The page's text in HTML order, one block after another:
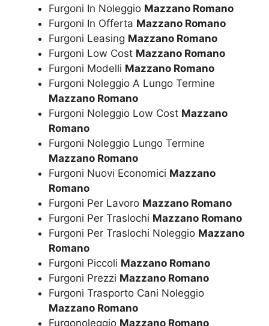
Furgoni In Noleggio Mazzano Romano
Furgoni In Offerta Mazzano Romano
Furgoni Leasing Mazzano Romano
Furgoni Low Cost Mazzano Romano
Furgoni Modelli Mazzano Romano
Furgoni Noleggio A Lungo Termine
Mazzano Romano
Furgoni Noleggio Low Cost Mazzano
Romano
Furgoni Noleggio Lungo Termine
Mazzano Romano
Furgoni Nuovi Economici Mazzano
Romano
Furgoni Per Lavoro Mazzano Romano
Furgoni Per Traslochi Mazzano Romano
Furgoni Per Traslochi Noleggio Mazzano
Romano
Furgoni Piccoli Mazzano Romano
Furgoni Prezzi Mazzano Romano
Furgoni Trasporto Cani Noleggio
Mazzano Romano
Furgonoleggio Mazzano Romano